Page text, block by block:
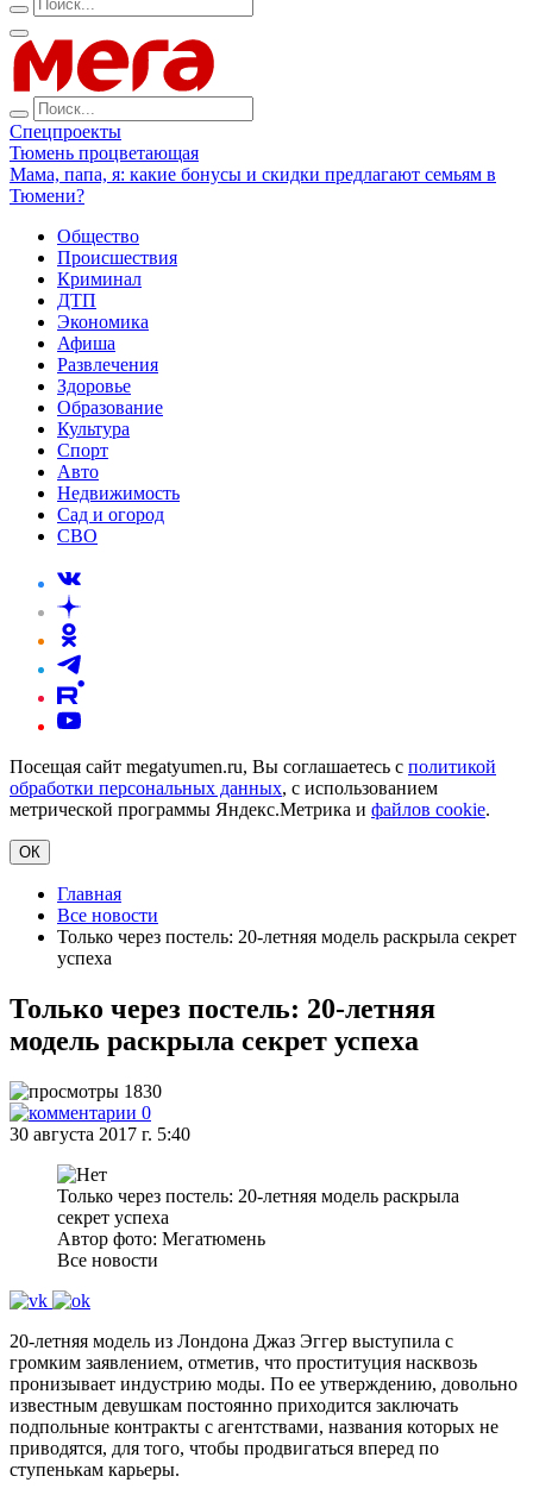
Спецпроекты
Тюмень процветающая
Мама, папа, я: какие бонусы и скидки предлагают семьям в
Тюмени?
Общество
Происшествия
Криминал
ДТП
Экономика
Афиша
Развлечения
Здоровье
Образование
Культура
Спорт
Авто
Недвижимость
Сад и огород
СВО
Посещая сайт megatyumen.ru, Вы соглашаетесь с политикой
обработки персональных данных, с использованием
метрической программы Яндекс.Метрика и файлов cookie.
ОК
Главная
Все новости
Только через постель: 20-летняя модель раскрыла секрет
успеха
Только через постель: 20-летняя
модель раскрыла секрет успеха
1830
0
30 августа 2017 г. 5:40
Только через постель: 20-летняя модель раскрыла
секрет успеха
Автор фото: Мегатюмень
Все новости
20-летняя модель из Лондона Джаз Эггер выступила с
громким заявлением, отметив, что проституция насквозь
пронизывает индустрию моды. По ее утверждению, довольно
известным девушкам постоянно приходится заключать
подпольные контракты с агентствами, названия которых не
приводятся, для того, чтобы продвигаться вперед по
ступенькам карьеры.